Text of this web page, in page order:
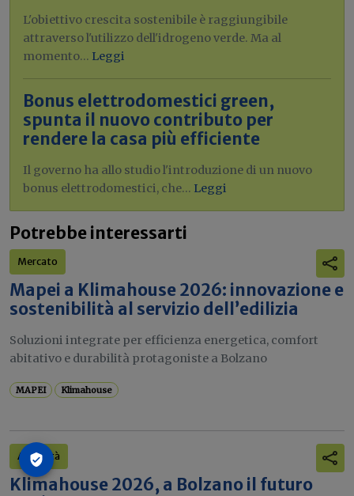
L'obiettivo crescita sostenibile è raggiungibile
attraverso l'utilizzo dell'idrogeno verde. Ma al
momento... Leggi
Bonus elettrodomestici green,
spunta il nuovo contributo per
rendere la casa più efficiente
Il governo ha allo studio l'introduzione di un nuovo
bonus elettrodomestici, che... Leggi
Potrebbe interessarti
Mercato
Mapei a Klimahouse 2026: innovazione e
sostenibilità al servizio dell’edilizia
Soluzioni integrate per efficienza energetica, comfort
abitativo e durabilità protagoniste a Bolzano
MAPEI Klimahouse
Attualità
Klimahouse 2026, a Bolzano il futuro